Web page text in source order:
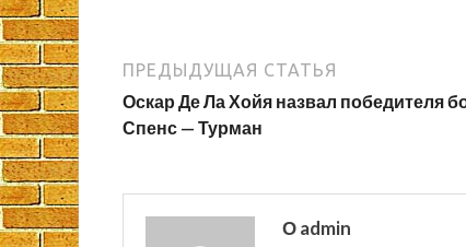
ПРЕДЫДУЩАЯ СТАТЬЯ
Оскар Де Ла Хойя назвал победителя
Спенс — Турман
О admin